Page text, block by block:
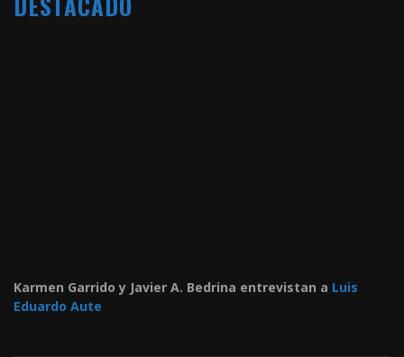
Karmen Garrido y Javier A. Bedrina entrevistan a Luis
Eduardo Aute